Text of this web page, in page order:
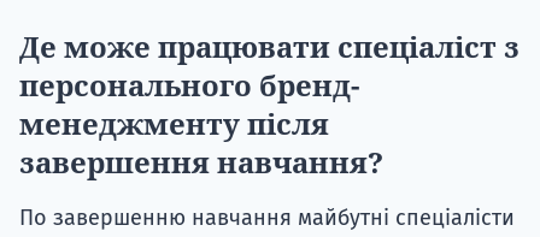
Де може працювати спеціаліст з
персонального бренд-
менеджменту після
завершення навчання?
По завершенню навчання майбутні спеціалісти